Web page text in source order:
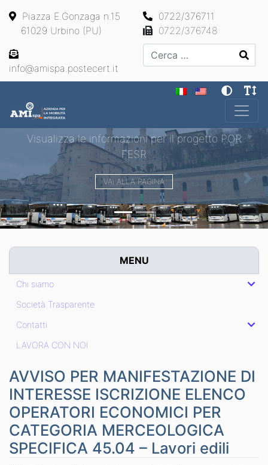
Piazza E.Gonzaga n.15
61029 Urbino (PU)
0722/376711
0722/376748
info@amispa.postecert.it
Cerca
Main Navigation
Visualizza le informazioni per il progetto POR
FESR
VAI ALLA PAGINA
Previous Next
MENU
Chi siamo
Società Trasparente
Contatti
LAVORA CON NOI
AVVISO PER MANIFESTAZIONE DI
INTERESSE ISCRIZIONE ELENCO
OPERATORI ECONOMICI PER
CATEGORIA MERCEOLOGICA
SPECIFICA 45.04 – Lavori edili